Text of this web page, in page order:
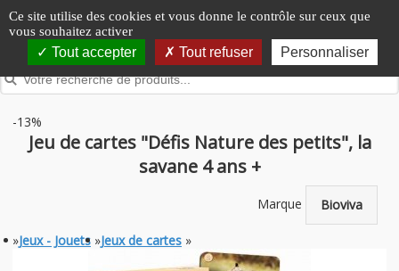
Panneau de gestion des cookies
Ce site utilise des cookies et vous donne le contrôle sur ceux que
vous souhaitez activer
Tout accepter Tout refuser Personnaliser
-13%
Jeu de cartes "Défis Nature des petits", la
savane 4 ans +
Marque Bioviva
»Jeux - Jouets »Jeux de cartes »